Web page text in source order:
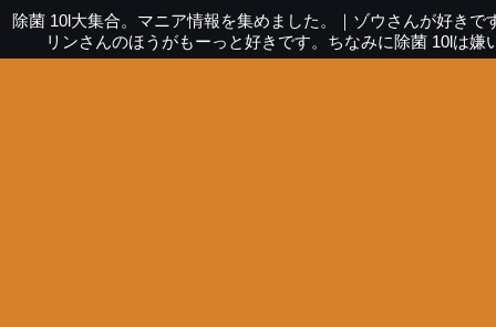
除菌 10l大集合。マニア情報を集めました。 ｜ ゾウさんが好きで
リンさんのほうがもーっと好きです。ちなみに除菌 10lは嫌